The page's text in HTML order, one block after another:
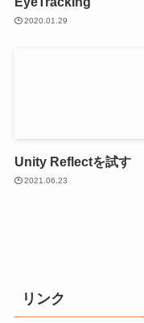
2020.01.29
Unity Reflectを試す
2021.06.23
リンク